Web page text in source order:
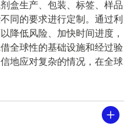
盒生产、包装、标签、样品
同的要求进行定制。通过利
降低风险、加快时间进度，
全球性的基础设施和经过验
地应对复杂的情况，在全球